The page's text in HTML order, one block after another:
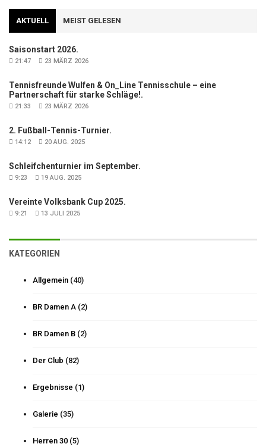
AKTUELL MEIST GELESEN
Saisonstart 2026.
21:47 23 MÄRZ 2026
Tennisfreunde Wulfen & On_Line Tennisschule – eine
Partnerschaft für starke Schläge!.
21:33 23 MÄRZ 2026
2. Fußball-Tennis-Turnier.
14:12 20 AUG. 2025
Schleifchenturnier im September.
9:23 19 AUG. 2025
Vereinte Volksbank Cup 2025.
9:21 13 JULI 2025
KATEGORIEN
Allgemein (40)
BR Damen A (2)
BR Damen B (2)
Der Club (82)
Ergebnisse (1)
Galerie (35)
Herren 30 (5)